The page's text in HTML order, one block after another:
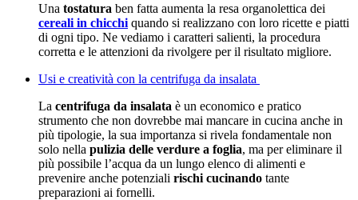
Una tostatura ben fatta aumenta la resa organolettica dei
cereali in chicchi quando si realizzano con loro ricette e piatti
di ogni tipo. Ne vediamo i caratteri salienti, la procedura
corretta e le attenzioni da rivolgere per il risultato migliore.
Usi e creatività con la centrifuga da insalata
La centrifuga da insalata è un economico e pratico
strumento che non dovrebbe mai mancare in cucina anche in
più tipologie, la sua importanza si rivela fondamentale non
solo nella pulizia delle verdure a foglia, ma per eliminare il
più possibile l’acqua da un lungo elenco di alimenti e
prevenire anche potenziali rischi cucinando tante
preparazioni ai fornelli.